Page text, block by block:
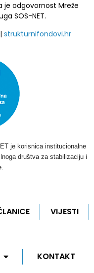
je odgovornost Mreže
SOS-NET.
| strukturnifondovi.hr
je korisnica institucionalne
društva za stabilizaciju i
VIJESTI
KONTAKT